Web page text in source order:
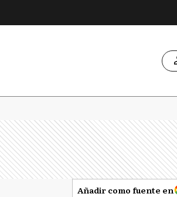
Añadir como fuente en